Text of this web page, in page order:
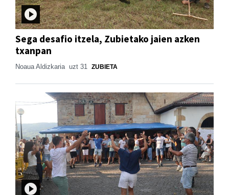
Sega desafio itzela, Zubietako jaien azken
txanpan
Noaua Aldizkaria uzt 31 ZUBIETA